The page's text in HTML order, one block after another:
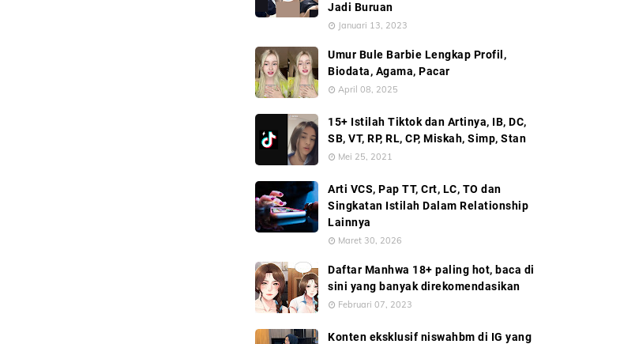
Jadi Buruan
Januari 13, 2023
Umur Bule Barbie Lengkap Profil,
Biodata, Agama, Pacar
April 08, 2025
15+ Istilah Tiktok dan Artinya, IB, DC,
SB, VT, RP, RL, CP, Miskah, Simp, Stan
Mei 25, 2021
Arti VCS, Pap TT, Crt, LC, TO dan
Singkatan Istilah Dalam Relationship
Lainnya
Maret 30, 2026
Daftar Manhwa 18+ paling hot, baca di
sini yang banyak direkomendasikan
Februari 07, 2023
Konten eksklusif niswahbm di IG yang